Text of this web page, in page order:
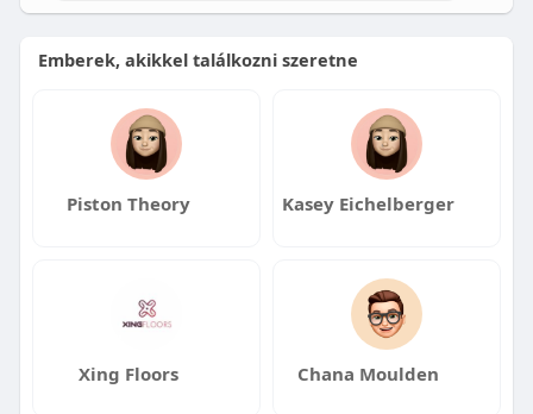
Emberek, akikkel találkozni szeretne
Piston Theory Kasey Eichelberger
Xing Floors Chana Moulden